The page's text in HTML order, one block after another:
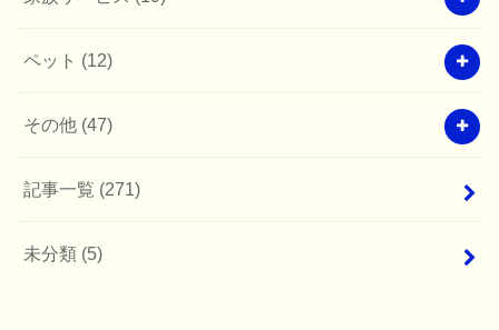
ペット (12)
その他 (47)
記事一覧 (271)
未分類 (5)